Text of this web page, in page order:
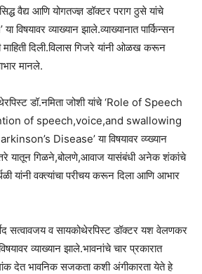
वैद्य आणि योगतज्ज्ञ डॉक्टर पराग ठुसे यांचे
व्याख्यान झाले.व्याख्यानात पार्किन्सन
माहिती दिली.विलास गिजरे यांनी ओळख करून
आभार मानले.
डॉ.नमिता जोशी यांचे ‘Role of Speech
of speech,voice,and swallowing
Disease’ या विषयावर व्य्ख्यान
यातून गिळने,बोलणे,आवाज यासंबंधी अनेक शंकांचे
यांनी वक्त्यांचा परीचय करून दिला आणि आभार
सत्वावजय व सायकोथेरपिस्ट डॉक्टर यश वेलणकर
व्याख्यान झाले.भावनांचे चार प्रकारात
देत भावनिक सजकता कशी अंगीकारता येते हे